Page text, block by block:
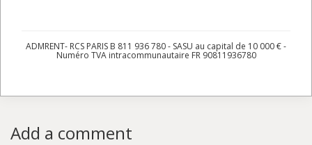
ADMRENT- RCS PARIS B 811 936 780 - SASU au capital de 10 000 € -
Numéro TVA intracommunautaire FR 90811936780
Add a comment